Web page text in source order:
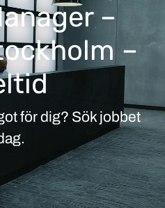
–
–
för dig? Sök jobbet